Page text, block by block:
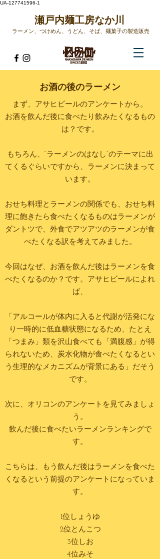
UA-127741596-1
​瀬戸内麺工房なか川
ラーメン、つけめん、うどん、そば、麺菓子の製造販売​
お酒の後のラーメン
まず、アサヒビールのアンケートから。
お酒を飲んだ後に食べたり飲みたくなるもの
は？です。
もちろん、“ラーメンのはなし”のテーマに出
てくるぐらいですから、ラーメンに決まって
います。
おせち料理とラーメンの関係でも、おせち料
理に飽きたら食べたくなるものはラーメンが
ダントツで、外食でアツアツのラーメンが食
べたくなる訳を考えてみました。
今回はなぜ、お酒を飲んだ後はラーメンを食
べたくなるのか？です。アサヒビールによれ
ば、
「アルコールが体内に入ると代謝が活発にな
り一時的に低血糖状態になるため、たとえ
「つまみ」類を沢山食べても「満腹感」が得
られないため、炭水化物が食べたくなるとい
う生理的なメカニズムが背景にある」だそう
です。
次に、オリコンのアンケートを見てみましょ
う。
飲んだ後に食べたいラーメンランキングで
す。
こちらは、もう飲んだ後はラーメンを食べた
くなるという前提のアンケートになっていま
す。
1位しょうゆ
2位とんこつ
3位しお
4位みそ